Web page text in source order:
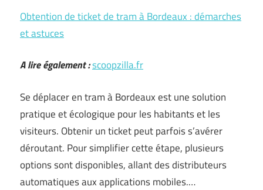
Obtention de ticket de tram à Bordeaux : démarches
et astuces
A lire également :scoopzilla.fr
Se déplacer en tram à Bordeaux est une solution
pratique et écologique pour les habitants et les
visiteurs. Obtenir un ticket peut parfois s’avérer
déroutant. Pour simplifier cette étape, plusieurs
options sont disponibles, allant des distributeurs
automatiques aux applications mobiles.…